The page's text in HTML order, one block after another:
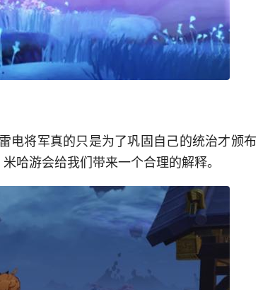
电将军真的只是为了巩固自己的统治才颁布
哈游会给我们带来一个合理的解释。